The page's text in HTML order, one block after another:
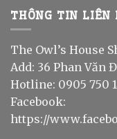
THÔNG TIN LIÊN
The Owl’s House
Add: 36 Phan Văn
Hotline: 0905 750
Facebook:
https://